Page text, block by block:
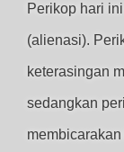
Perikop hari
(alienasi).
keterasingan
sedangkan